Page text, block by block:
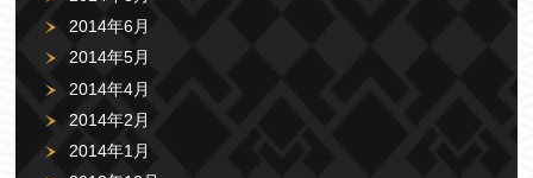
2014年6月
2014年5月
2014年4月
2014年2月
2014年1月